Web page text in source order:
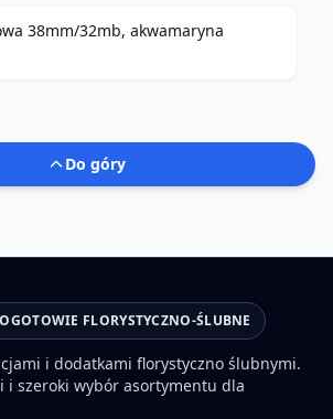
38mm/32mb, akwamaryna
Do góry
FLORYSTYCZNO-ŚLUBNE
i dodatkami florystyczno ślubnymi.
szeroki wybór asortymentu dla